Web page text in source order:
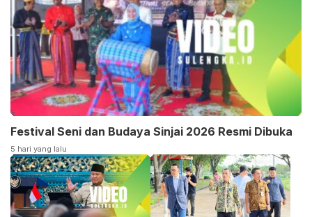
Festival Seni dan Budaya Sinjai 2026 Resmi Dibuka
5 hari yang lalu